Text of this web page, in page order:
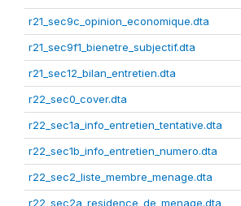
r21_sec9c_opinion_economique.dta
r21_sec9f1_bienetre_subjectif.dta
r21_sec12_bilan_entretien.dta
r22_sec0_cover.dta
r22_sec1a_info_entretien_tentative.dta
r22_sec1b_info_entretien_numero.dta
r22_sec2_liste_membre_menage.dta
r22_sec2a_residence_de_menage.dta